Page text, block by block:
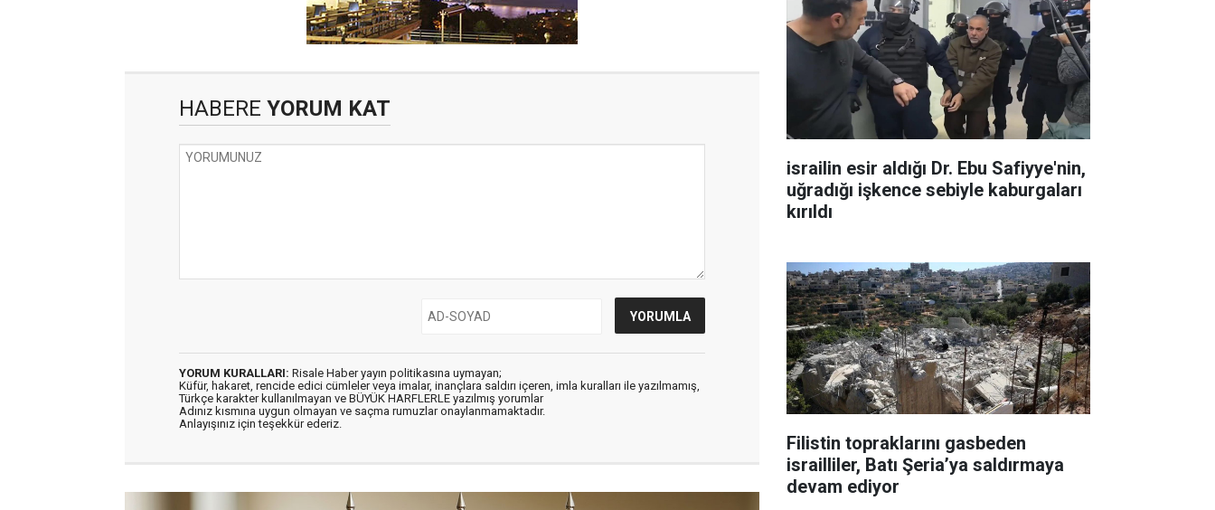
HABERE YORUM KAT
YORUM KURALLARI: Risale Haber yayın politikasına uymayan;
Küfür, hakaret, rencide edici cümleler veya imalar, inançlara saldırı içeren, imla kuralları ile yazılmamış,
Türkçe karakter kullanılmayan ve BÜYÜK HARFLERLE yazılmış yorumlar
Adınız kısmına uygun olmayan ve saçma rumuzlar onaylanmamaktadır.
Anlayışınız için teşekkür ederiz.
israilin esir aldığı Dr. Ebu Safiyye'nin,
uğradığı işkence sebiyle kaburgaları
kırıldı
Filistin topraklarını gasbeden
israilliler, Batı Şeria’ya saldırmaya
devam ediyor